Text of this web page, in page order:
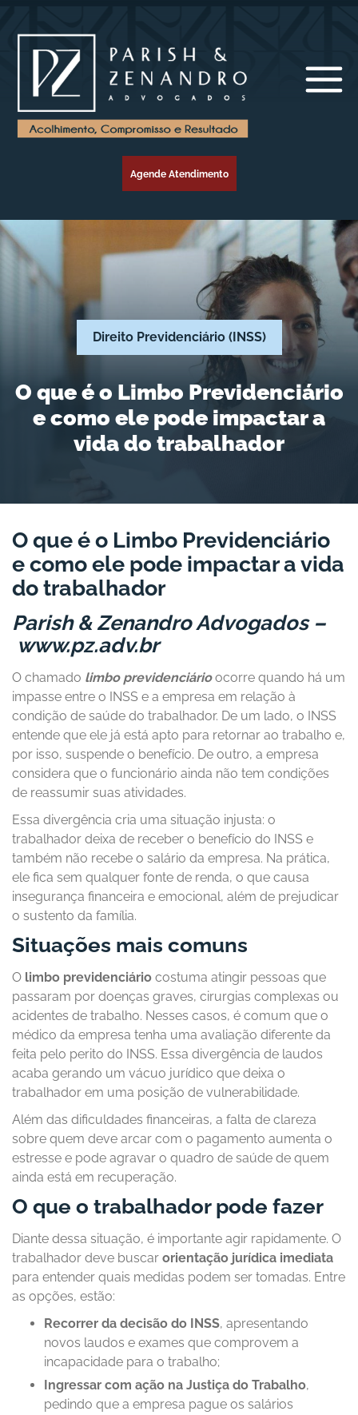
Agende Atendimento
Direito Previdenciário (INSS)
O que é o Limbo Previdenciário
e como ele pode impactar a
vida do trabalhador
O que é o Limbo Previdenciário
e como ele pode impactar a vida
do trabalhador
Parish & Zenandro Advogados –
www.pz.adv.br
O chamado limbo previdenciárioocorre quando há um
impasse entre o INSS e a empresa em relação à
condição de saúde do trabalhador. De um lado, o INSS
entende que ele já está apto para retornar ao trabalho e,
por isso, suspende o benefício. De outro, a empresa
considera que o funcionário ainda não tem condições
de reassumir suas atividades.
Essa divergência cria uma situação injusta: o
trabalhador deixa de receber o benefício do INSS e
também não recebe o salário da empresa. Na prática,
ele fica sem qualquer fonte de renda, o que causa
insegurança financeira e emocional, além de prejudicar
o sustento da família.
Situações mais comuns
O limbo previdenciário costuma atingir pessoas que
passaram por doenças graves, cirurgias complexas ou
acidentes de trabalho. Nesses casos, é comum que o
médico da empresa tenha uma avaliação diferente da
feita pelo perito do INSS. Essa divergência de laudos
acaba gerando um vácuo jurídico que deixa o
trabalhador em uma posição de vulnerabilidade.
Além das dificuldades financeiras, a falta de clareza
sobre quem deve arcar com o pagamento aumenta o
estresse e pode agravar o quadro de saúde de quem
ainda está em recuperação.
O que o trabalhador pode fazer
Diante dessa situação, é importante agir rapidamente. O
trabalhador deve buscar orientação jurídica imediata
para entender quais medidas podem ser tomadas. Entre
as opções, estão:
Recorrer da decisão do INSS, apresentando
novos laudos e exames que comprovem a
incapacidade para o trabalho;
Ingressar com ação na Justiça do Trabalho,
pedindo que a empresa pague os salários